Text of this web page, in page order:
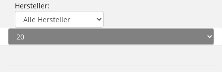
Hersteller: